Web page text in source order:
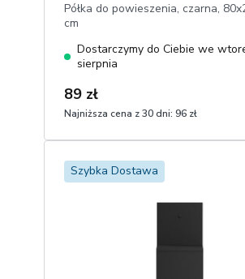
Półka do powieszenia, czarna,
cm
Dostarczymy do Ciebie we
sierpnia
89 zł
Najniższa cena z 30 dni: 96 zł
1
Szybka Dostawa